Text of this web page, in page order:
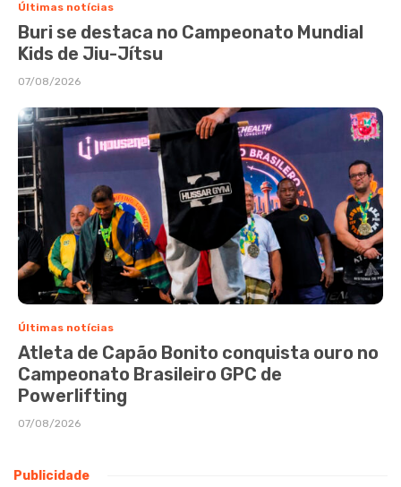
Últimas notícias
Buri se destaca no Campeonato Mundial
Kids de Jiu-Jítsu
07/08/2026
Últimas notícias
Atleta de Capão Bonito conquista ouro no
Campeonato Brasileiro GPC de
Powerlifting
07/08/2026
Publicidade